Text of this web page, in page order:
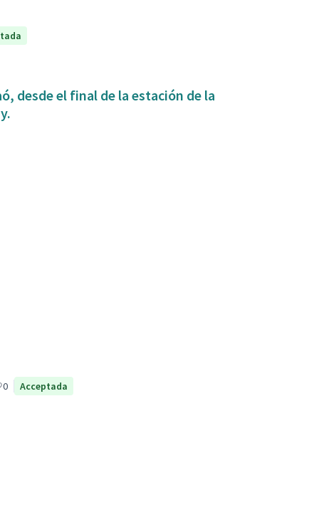
desde el final de la estación de la
0 Acceptada